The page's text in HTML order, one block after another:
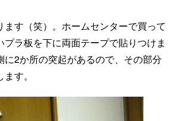
ます（笑）。ホームセンターで買って
プラ板を下に両面テープで貼りつけま
に2か所の突起があるので、その部分
す。